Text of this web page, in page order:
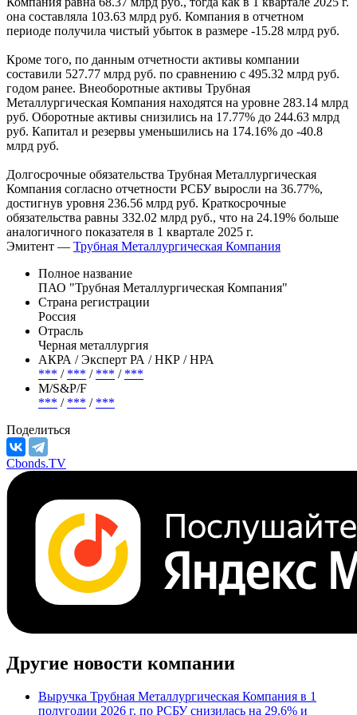
она составляла 103.63 млрд руб. Компания в отчетном
периоде получила чистый убыток в размере -15.28 млрд руб.
Кроме того, по данным отчетности активы компании
составили 527.77 млрд руб. по сравнению с 495.32 млрд руб.
годом ранее. Внеоборотные активы Трубная
Металлургическая Компания находятся на уровне 283.14 млрд
руб. Оборотные активы снизились на 17.77% до 244.63 млрд
руб. Капитал и резервы уменьшились на 174.16% до -40.8
млрд руб.
Долгосрочные обязательства Трубная Металлургическая
Компания согласно отчетности РСБУ выросли на 36.77%,
достигнув уровня 236.56 млрд руб. Краткосрочные
обязательства равны 332.02 млрд руб., что на 24.19% больше
аналогичного показателя в 1 квартале 2025 г.
Эмитент — Трубная Металлургическая Компания
Полное название
ПАО "Трубная Металлургическая Компания"
Страна регистрации
Россия
Отрасль
Черная металлургия
АКРА / Эксперт РА / НКР / НРА
*** / *** / *** / ***
М/S&P/F
*** / *** / ***
Поделиться
Cbonds.TV
Другие новости компании
Выручка Трубная Металлургическая Компания в 1
полугодии 2026 г. по РСБУ снизилась на 29.6% и